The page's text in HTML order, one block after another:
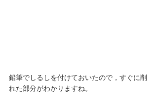
鉛筆でしるしを付けておいたので，すぐに削
れた部分がわかりますね。